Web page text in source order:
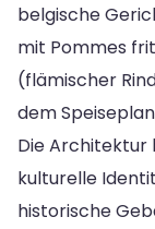
belgische
mit Pommes
(flämischer
dem
Die Architektur
kulturelle
historische